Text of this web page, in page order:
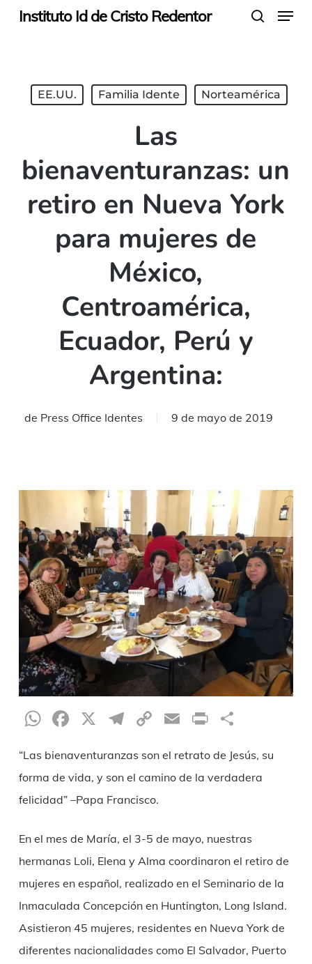
SkipInstituto Id de Cristo Redentor Menu
EE.UU. Familia Idente Norteamérica
Las
bienaventuranzas: un
retiro en Nueva York
para mujeres de
México,
Centroamérica,
Ecuador, Perú y
Argentina:
de Press Office Identes 9 de mayo de 2019
WhatsApp
Facebook
X Telegram
CopyEmailPrint
“Las bienaventuranzas son el retrato de Jesús, su
forma de vida, y son el camino de la verdadera
felicidad” –Papa Francisco.
En el mes de María, el 3-5 de mayo, nuestras
hermanas Loli, Elena y Alma coordinaron el retiro de
mujeres en español, realizado en el Seminario de la
Inmaculada Concepción en Huntington, Long Island.
Asistieron 45 mujeres, residentes en Nueva York de
diferentes nacionalidades como El Salvador, Puerto